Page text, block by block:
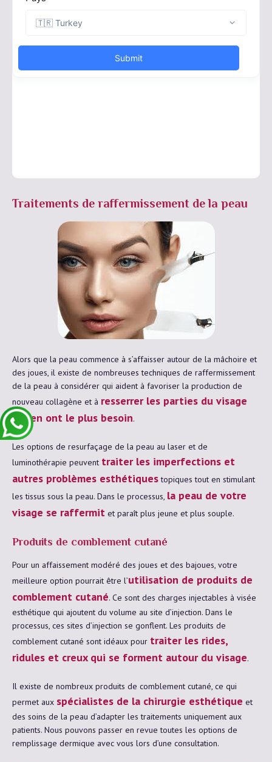
Traitements de raffermissement de la peau
Alors que la peau commence à s’affaisser autour de la mâchoire et
des joues, il existe de nombreuses techniques de raffermissement
de la peau à considérer qui aident à favoriser la production de
nouveau collagène et à resserrer les parties du visage
qui en ont le plus besoin.
Les options de resurfaçage de la peau au laser et de
luminothérapie peuvent traiter les imperfections et
autres problèmes esthétiquestopiques tout en stimulant
les tissus sous la peau. Dans le processus, la peau de votre
visage se raffermit et paraît plus jeune et plus souple.
Produits de comblement cutané
Pour un affaissement modéré des joues et des bajoues, votre
meilleure option pourrait être l’utilisation de produits de
comblement cutané. Ce sont des charges injectables à visée
esthétique qui ajoutent du volume au site d’injection. Dans le
processus, ces sites d’injection se gonflent. Les produits de
comblement cutané sont idéaux pour traiter les rides,
ridules et creux qui se forment autour du visage.
Il existe de nombreux produits de comblement cutané, ce qui
permet aux spécialistes de la chirurgie esthétique et
des soins de la peau d’adapter les traitements uniquement aux
patients. Nous pouvons passer en revue toutes les options de
remplissage dermique avec vous lors d’une consultation.